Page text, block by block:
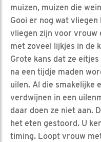
muizen, muizen die
Gooi er nog wat vliegen
vliegen zijn voor vrouw
met zoveel lijkjes in de
Grote kans dat ze
na een tijdje maden
uilen. Al die smakelijke
verdwijnen in een
daar doen ze niet aan.
het eten gestoord. U
timing. Loopt vrouw